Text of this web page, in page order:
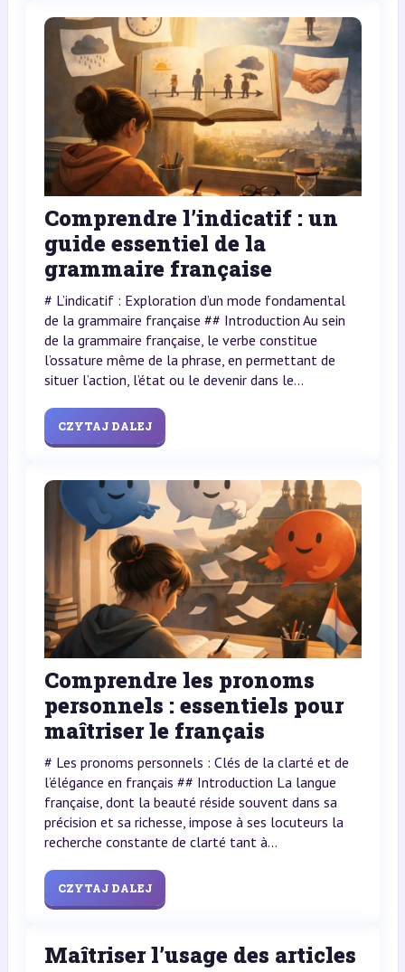
Comprendre l’indicatif : un
guide essentiel de la
grammaire française
# L’indicatif : Exploration d’un mode fondamental
de la grammaire française ## Introduction Au sein
de la grammaire française, le verbe constitue
l’ossature même de la phrase, en permettant de
situer l’action, l’état ou le devenir dans le...
CZYTAJ DALEJ
Comprendre les pronoms
personnels : essentiels pour
maîtriser le français
# Les pronoms personnels : Clés de la clarté et de
l’élégance en français ## Introduction La langue
française, dont la beauté réside souvent dans sa
précision et sa richesse, impose à ses locuteurs la
recherche constante de clarté tant à...
CZYTAJ DALEJ
Maîtriser l’usage des articles